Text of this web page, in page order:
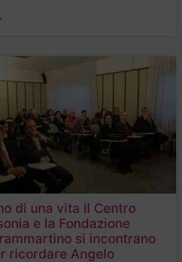
di una vita Il Centro
e la Fondazione
si incontrano
ricordare Angelo